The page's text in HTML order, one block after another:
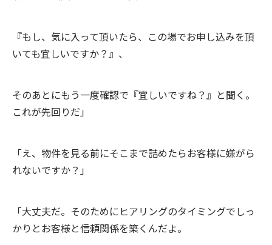
『もし、気に入って頂いたら、この場でお申し込みを頂
いても宜しいですか？』、
そのあとにもう一度確認で『宜しいですね？』と聞く。
これが先回りだ」
「え、物件を見る前にそこまで詰めたらお客様に嫌がら
れないですか？」
「大丈夫だ。そのためにヒアリングのタイミングでしっ
かりとお客様と信頼関係を築くんだよ。